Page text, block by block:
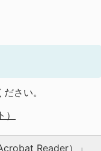
さい。
Reader）」